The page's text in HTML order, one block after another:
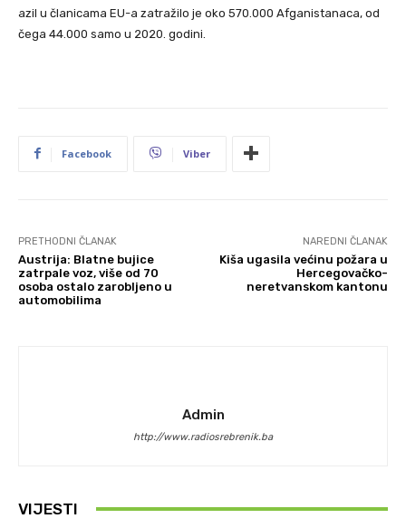
azil u članicama EU-a zatražilo je oko 570.000 Afganistanaca, od
čega 44.000 samo u 2020. godini.
Facebook Viber
PRETHODNI ČLANAK
Austrija: Blatne bujice
zatrpale voz, više od 70
osoba ostalo zarobljeno u
automobilima
NAREDNI ČLANAK
Kiša ugasila većinu požara u
Hercegovačko-
neretvanskom kantonu
Admin
http://www.radiosrebrenik.ba
VIJESTI